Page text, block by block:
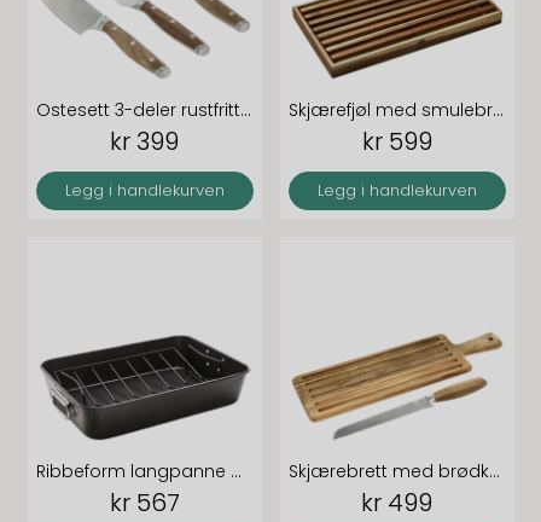
Ostesett 3-deler rustfritt stål akasietre
kr 399
Legg i handlekurven
Skjærefjøl med smulebrett 43x23x3,5 cm akasietre
kr 599
Legg i handlekurven
Ribbeform langpanne med rist 40x28x8
kr 567
Skjærebrett med brødkniv rustfritt stål akasie
kr 499